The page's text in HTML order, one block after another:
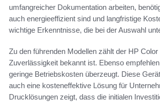
umfangreicher Dokumentation arbeiten,
auch energieeffizient sind und langfristige
wichtige Erkenntnisse, die bei der Auswahl
Zu den führenden Modellen zählt der HP
Zuverlässigkeit bekannt ist. Ebenso
geringe Betriebskosten überzeugt. Diese
auch eine kosteneffektive Lösung für
Drucklösungen zeigt, dass die initialen